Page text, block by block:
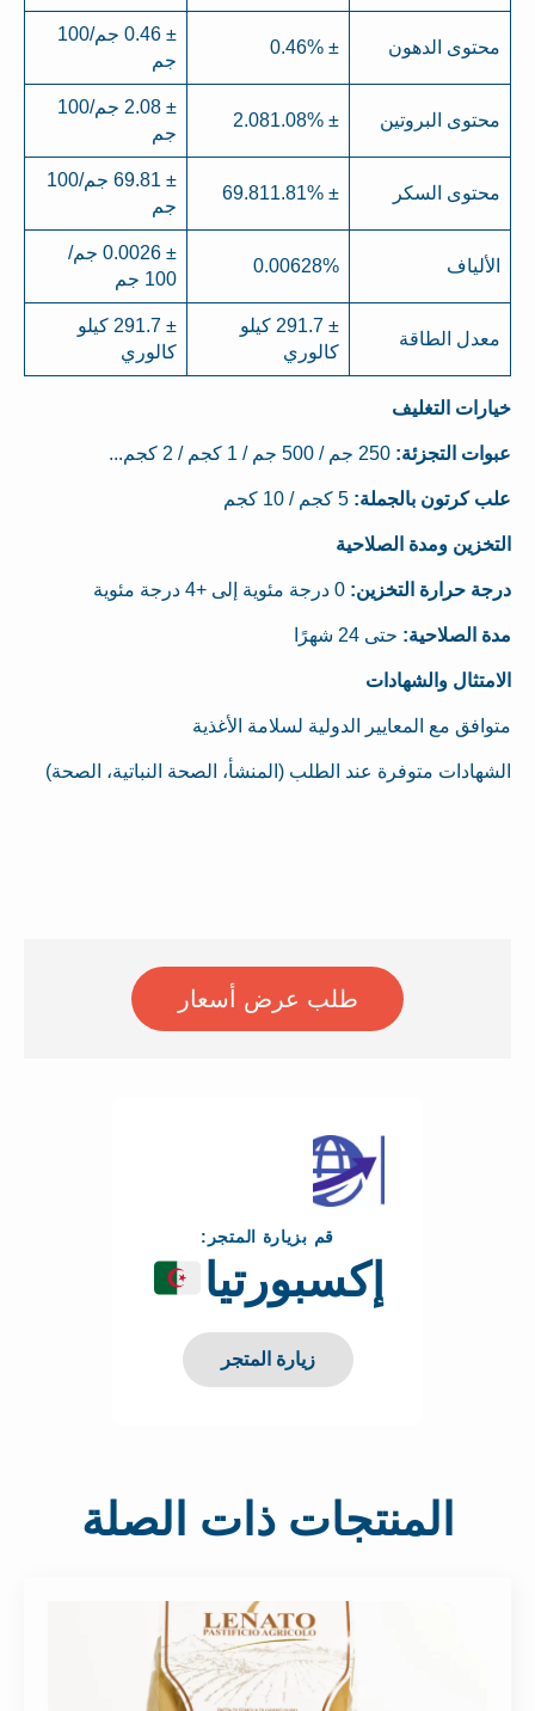
محتوى الدهون ± 0.46%
± 0.46 جم/100
جم
محتوى البروتين ± 2.081.08%
± 2.08 جم/100
جم
محتوى السكر ± 69.811.81%
± 69.81 جم/100
جم
الألياف 0.00628%
± 0.0026 جم/
100 جم
معدل الطاقة
± 291.7 كيلو
كالوري
± 291.7 كيلو
كالوري
خيارات التغليف
عبوات التجزئة:
علب كرتون بالجملة:
التخزين ومدة الصلاحية
درجة حرارة التخزين:
مدة الصلاحية: حتى 24 شهرًا
الامتثال والشهادات
متوافق مع المعايير الدولية لسلامة الأغذية
الشهادات متوفرة عند الطلب (المنشأ، الصحة النباتية، الصحة)
طلب عرض أسعار
قم بزيارة المتجر:
إكسبورتيا
زيارة المتجر
المنتجات ذات الصلة